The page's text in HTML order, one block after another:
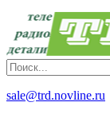
sale@trd.novline.ru